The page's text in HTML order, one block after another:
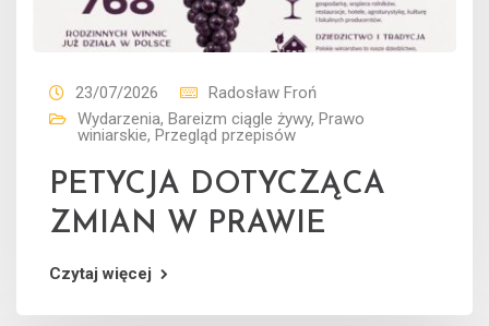
23/07/2026
Radosław Froń
Wydarzenia, Bareizm ciągle żywy, Prawo
winiarskie, Przegląd przepisów
PETYCJA DOTYCZĄCA
ZMIAN W PRAWIE
Czytaj więcej